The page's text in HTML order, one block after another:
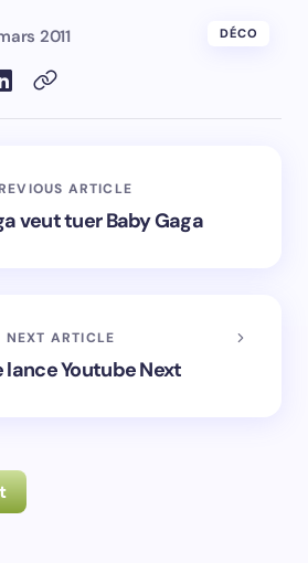
2011 DÉCO
ARTICLE
veut tuer Baby Gaga
NEXT ARTICLE
lance Youtube Next